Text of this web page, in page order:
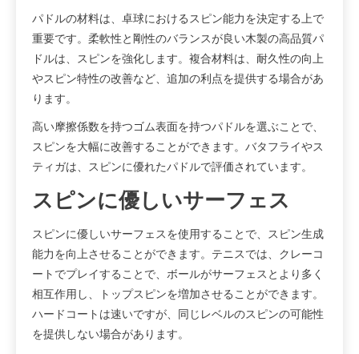
パドルの材料は、卓球におけるスピン能力を決定する上で
重要です。柔軟性と剛性のバランスが良い木製の高品質パ
ドルは、スピンを強化します。複合材料は、耐久性の向上
やスピン特性の改善など、追加の利点を提供する場合があ
ります。
高い摩擦係数を持つゴム表面を持つパドルを選ぶことで、
スピンを大幅に改善することができます。バタフライやス
ティガは、スピンに優れたパドルで評価されています。
スピンに優しいサーフェス
スピンに優しいサーフェスを使用することで、スピン生成
能力を向上させることができます。テニスでは、クレーコ
ートでプレイすることで、ボールがサーフェスとより多く
相互作用し、トップスピンを増加させることができます。
ハードコートは速いですが、同じレベルのスピンの可能性
を提供しない場合があります。